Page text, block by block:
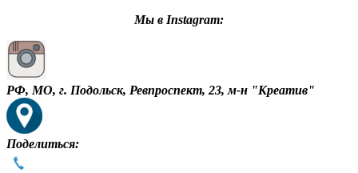
Мы в Instagram:
РФ, МО, г. Подольск, Ревпроспект, 23, м-н "Креатив"
Поделиться: